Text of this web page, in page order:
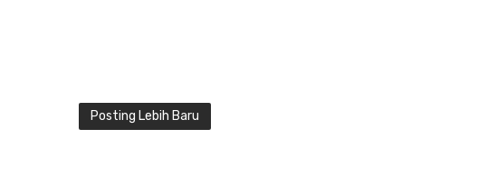
Posting Lebih Baru